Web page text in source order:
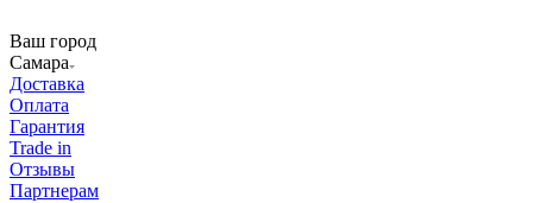
Ваш город
Самара
Доставка
Оплата
Гарантия
Trade in
Отзывы
Партнерам